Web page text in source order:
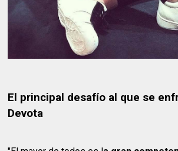
El principal desafío al que se
Devota